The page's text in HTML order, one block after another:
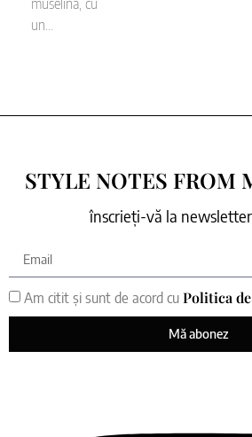
un...
STYLE NOTES FROM
înscrieți-vă la
Am citit și sunt de acord cu Politica
Mă abonez